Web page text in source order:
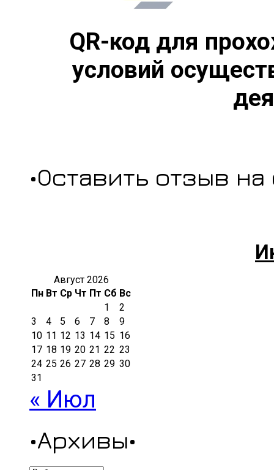
QR-код для
условий
•Оставить отзыв на
Август 2026
Пн Вт Ср Чт Пт Сб Вс
1
2
3
4 5 6 7 8
9
10 11 12 13 14 15 16
17 18 19 20 21 22 23
24 25 26 27 28 29 30
31
« Июл
•Архивы•